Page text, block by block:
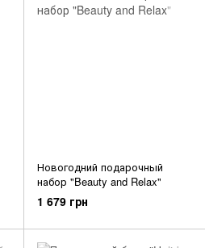
Новогодний подарочный
набор "Beauty and Relax"
1 679 грн